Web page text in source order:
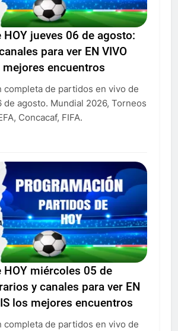
jueves 06 de agosto:
para ver EN VIVO
mejores encuentros
completa de partidos en vivo de
de agosto. Mundial 2026, Torneos
Concacaf, FIFA.
HOY miércoles 05 de
y canales para ver EN
los mejores encuentros
completa de partidos en vivo de